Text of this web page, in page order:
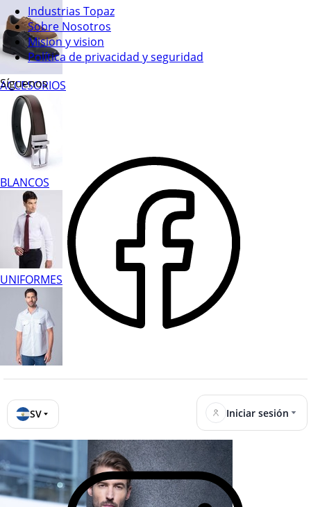
ACCESORIOS
BLANCOS
UNIFORMES
SV Iniciar sesión
Industrias Topaz
Sobre Nosotros
Mision y vision
Política de privacidad y seguridad
Síguenos